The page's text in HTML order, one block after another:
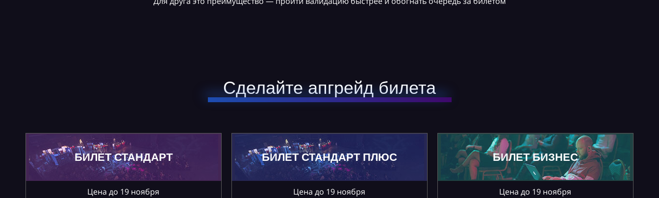
Сделайте апгрейд билета
БИЛЕТ СТАНДАРТ
Цена до 19 ноября
БИЛЕТ СТАНДАРТ ПЛЮС
Цена до 19 ноября
БИЛЕТ БИЗНЕС
Цена до 19 ноября